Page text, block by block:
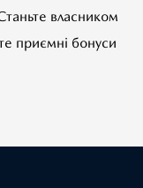
власником
приємні бонуси